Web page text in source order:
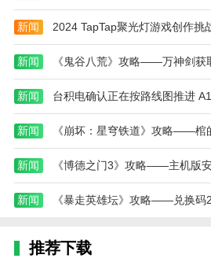
大自己的社交圈子。通过该app
友，参加了很多有趣的活动和聚
我喜欢扩圈这个软件，它为
交平台。通过与其他用户互动，
交圈子，还学到了很多新知识和
此app的用户群体非常多样化
背景，使得交友的范围更加广泛
有趣、有共同爱好的人，并且与
谊。
删除。这样可以保证自己的社交
新闻 2024 TapTap聚光灯游戏创作挑
新闻 《鬼谷八荒》攻略——万神剑获
新闻 台积电确认正在按路线图推进
新闻 《崩坏：星穹铁道》攻略——棺
新闻
新闻 《暴走英雄坛》攻略——兑换码
推荐下载